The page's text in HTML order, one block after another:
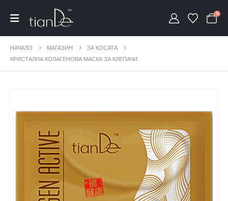
0
НАЧАЛО МАГАЗИН
ЗА КОСАТА
КРИСТАЛНА КОЛАГЕНОВА МАСКА ЗА КЛЕПАЧИ